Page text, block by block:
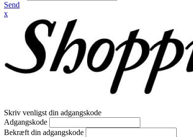
Send
x
Skriv venligst din adgangskode
Adgangskode
Bekræft din adgangskode